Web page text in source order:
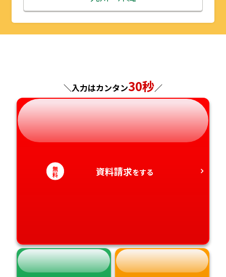
山形県
千葉県
神奈川県
福井県
岐阜県
静岡県
愛知県
京都府
奈良県
和歌山県
島根県
山口県
徳島県
香川県
福岡県
長崎県
熊本県
大分県
宮崎県
＼入力はカンタン30秒／
無
料 資料請求をする